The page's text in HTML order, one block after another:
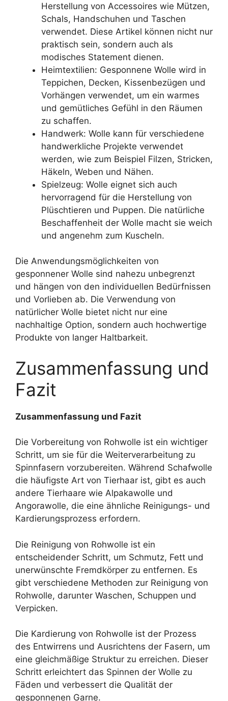
Herstellung von Accessoires wie Mützen,
Schals, Handschuhen und Taschen
verwendet. Diese Artikel können nicht nur
praktisch sein, sondern auch als
modisches Statement dienen.
Heimtextilien: Gesponnene Wolle wird in
Teppichen, Decken, Kissenbezügen und
Vorhängen verwendet, um ein warmes
und gemütliches Gefühl in den Räumen
zu schaffen.
Handwerk: Wolle kann für verschiedene
handwerkliche Projekte verwendet
werden, wie zum Beispiel Filzen, Stricken,
Häkeln, Weben und Nähen.
Spielzeug: Wolle eignet sich auch
hervorragend für die Herstellung von
Plüschtieren und Puppen. Die natürliche
Beschaffenheit der Wolle macht sie weich
und angenehm zum Kuscheln.
Die Anwendungsmöglichkeiten von
gesponnener Wolle sind nahezu unbegrenzt
und hängen von den individuellen Bedürfnissen
und Vorlieben ab. Die Verwendung von
natürlicher Wolle bietet nicht nur eine
nachhaltige Option, sondern auch hochwertige
Produkte von langer Haltbarkeit.
Zusammenfassung und
Fazit
Zusammenfassung und Fazit
Die Vorbereitung von Rohwolle ist ein wichtiger
Schritt, um sie für die Weiterverarbeitung zu
Spinnfasern vorzubereiten. Während Schafwolle
die häufigste Art von Tierhaar ist, gibt es auch
andere Tierhaare wie Alpakawolle und
Angorawolle, die eine ähnliche Reinigungs- und
Kardierungsprozess erfordern.
Die Reinigung von Rohwolle ist ein
entscheidender Schritt, um Schmutz, Fett und
unerwünschte Fremdkörper zu entfernen. Es
gibt verschiedene Methoden zur Reinigung von
Rohwolle, darunter Waschen, Schuppen und
Verpicken.
Die Kardierung von Rohwolle ist der Prozess
des Entwirrens und Ausrichtens der Fasern, um
eine gleichmäßige Struktur zu erreichen. Dieser
Schritt erleichtert das Spinnen der Wolle zu
Fäden und verbessert die Qualität der
gesponnenen Garne.